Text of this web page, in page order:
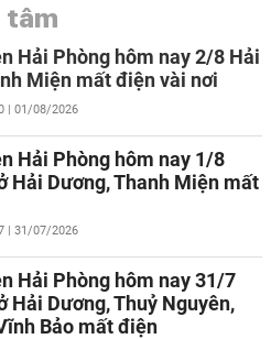
tâm
Hải Phòng hôm nay 2/8 Hải
Miện mất điện vài nơi
| 01/08/2026
Hải Phòng hôm nay 1/8
Hải Dương, Thanh Miện mất
| 31/07/2026
Hải Phòng hôm nay 31/7
Hải Dương, Thuỷ Nguyên,
Bảo mất điện